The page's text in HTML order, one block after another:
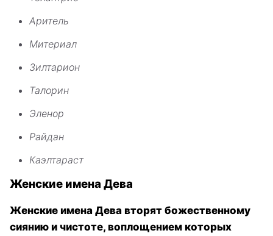
Аритель
Митериал
Зилтарион
Талорин
Эленор
Райдан
Каэлтараст
Женские имена Дева
Женские имена Дева вторят божественному
сиянию и чистоте, воплощением которых